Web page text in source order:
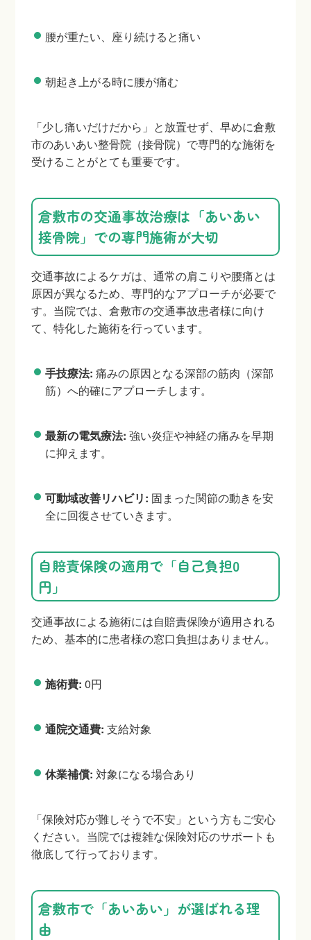
腰が重たい、座り続けると痛い
朝起き上がる時に腰が痛む
「少し痛いだけだから」と放置せず、早めに倉敷
市のあいあい整骨院（接骨院）で専門的な施術を
受けることがとても重要です。
倉敷市の交通事故治療は「あいあい
接骨院」での専門施術が大切
交通事故によるケガは、通常の肩こりや腰痛とは
原因が異なるため、専門的なアプローチが必要で
す。当院では、倉敷市の交通事故患者様に向け
て、特化した施術を行っています。
手技療法: 痛みの原因となる深部の筋肉（深部
筋）へ的確にアプローチします。
最新の電気療法: 強い炎症や神経の痛みを早期
に抑えます。
可動域改善リハビリ: 固まった関節の動きを安
全に回復させていきます。
自賠責保険の適用で「自己負担0
円」
交通事故による施術には自賠責保険が適用される
ため、基本的に患者様の窓口負担はありません。
施術費: 0円
通院交通費: 支給対象
休業補償: 対象になる場合あり
「保険対応が難しそうで不安」という方もご安心
ください。当院では複雑な保険対応のサポートも
徹底して行っております。
倉敷市で「あいあい」が選ばれる理
由